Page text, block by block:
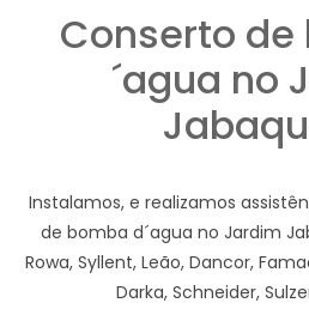
Conserto
´agua no
Instalamos, e realizamos
de bomba d´agua no Jardim
Rowa, Syllent, Leão, Dancor,
Darka, Schneider,